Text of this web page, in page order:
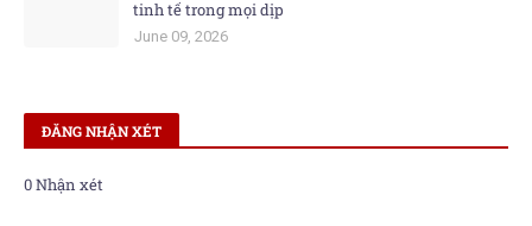
tinh tế trong mọi dịp
June 09, 2026
ĐĂNG NHẬN XÉT
0 Nhận xét